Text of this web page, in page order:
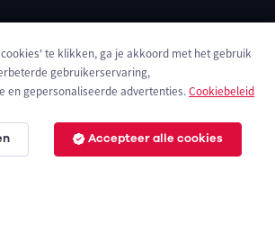
Cookies
te klikken, ga je akkoord met het gebruik
gebruikerservaring,
en gepersonaliseerde advertenties.Cookiebeleid
Accepteer alle cookies